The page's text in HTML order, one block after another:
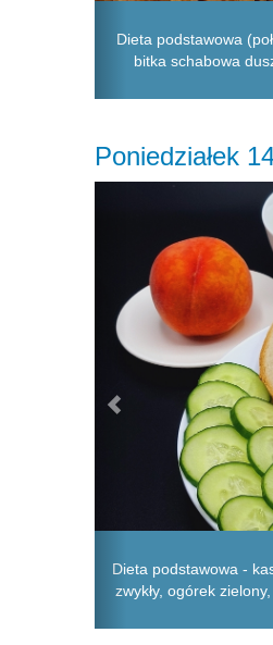
Dieta podstawowa
bitka schabowa
Poniedziałek
Dieta podstawowa -
zwykły, ogórek